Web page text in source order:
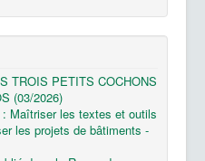
TROIS PETITS COCHONS
(03/2026)
Maîtriser les textes et outils
les projets de bâtiments -